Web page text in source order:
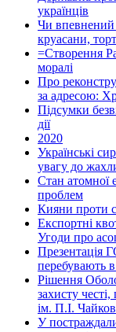
українців
Чи впевнений
круасани,
=Створення
моралі
Про
за адресою:
Підсумки
дії
2020
Українські
увагу до
Стан атомної
проблем
Кияни проти
Експортні
Угоди про
Презентація
перебувають в
Рішення
захисту
ім. П.І.
У